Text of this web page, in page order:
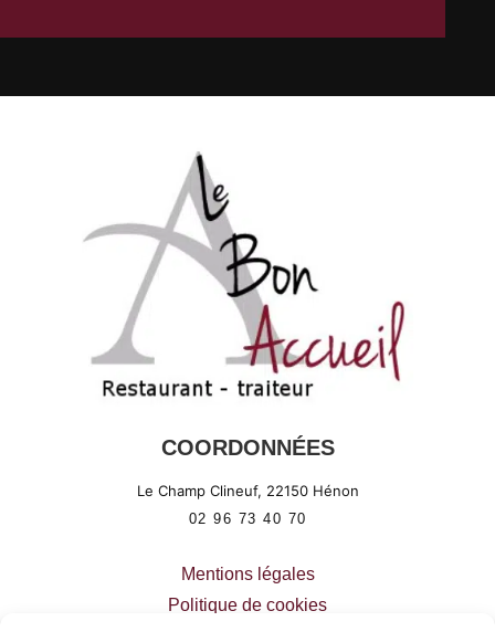
COORDONNÉES
Le Champ Clineuf, 22150 Hénon
02 96 73 40 70
Mentions légales
Politique de cookies